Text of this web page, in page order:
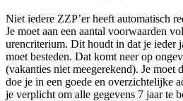
Niet iedere ZZP’er heeft automatisch
Je moet aan een aantal voorwaarden
urencriterium. Dit houdt in dat je ieder
moet besteden. Dat komt neer op
(vakanties niet meegerekend). Je
doe je in een goede en overzichtelijke
je verplicht om alle gegevens 7 jaar te